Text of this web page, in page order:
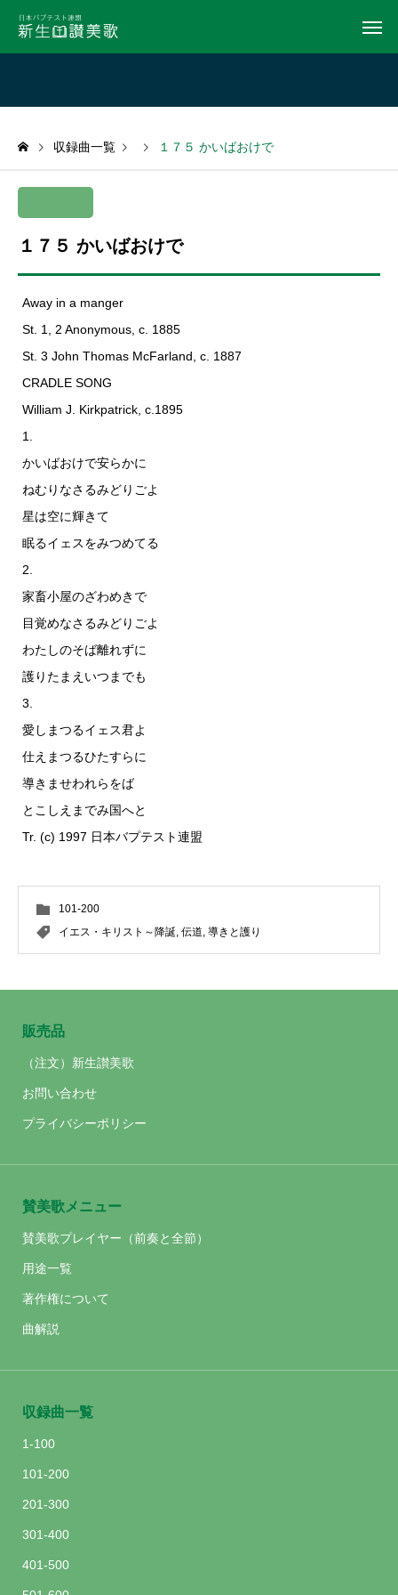
収録曲一覧 １７５ かいばおけで
１７５ かいばおけで
Away in a manger
St. 1, 2 Anonymous, c. 1885
St. 3 John Thomas McFarland, c. 1887
CRADLE SONG
William J. Kirkpatrick, c.1895
1.
かいばおけで安らかに
ねむりなさるみどりごよ
星は空に輝きて
眠るイェスをみつめてる
2.
家畜小屋のざわめきで
目覚めなさるみどりごよ
わたしのそば離れずに
護りたまえいつまでも
3.
愛しまつるイェス君よ
仕えまつるひたすらに
導きませわれらをば
とこしえまでみ国へと
Tr. (c) 1997 日本バプテスト連盟
101-200
イエス・キリスト～降誕, 伝道, 導きと護り
販売品
（注文）新生讃美歌
お問い合わせ
プライバシーポリシー
賛美歌メニュー
賛美歌プレイヤー（前奏と全節）
用途一覧
著作権について
曲解説
収録曲一覧
1-100
101-200
201-300
301-400
401-500